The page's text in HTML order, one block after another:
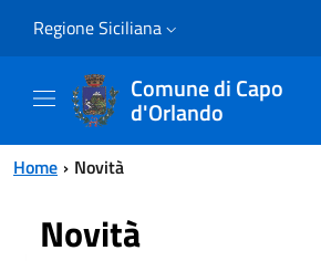
Regione Siciliana
Comune di Capo
d'Orlando
Home Novità
Novità